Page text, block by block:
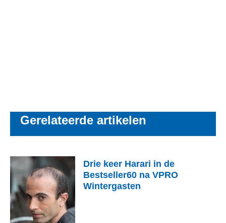
Gerelateerde artikelen
Drie keer Harari in de
Bestseller60 na VPRO
Wintergasten